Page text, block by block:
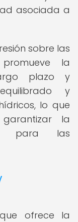
asociada a
sobre las
la
plazo y
y
lo que
la
para las
ofrece la